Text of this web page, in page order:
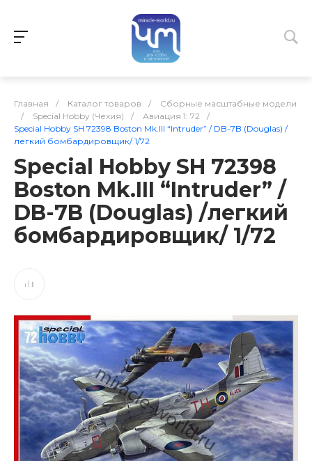
Главная / Каталог товаров /
Сборные масштабные модели
/
Special Hobby (Чехия) / Авиация 1: 72
/
Special Hobby SH 72398 Boston Mk.III “Intruder” / DB-7B (Douglas) /
легкий бомбардировщик/ 1/72
Special Hobby SH 72398
Boston Mk.III “Intruder” /
DB-7B (Douglas) /легкий
бомбардировщик/ 1/72